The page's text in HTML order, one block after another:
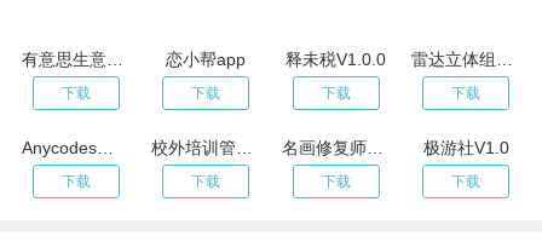
有意思生意笔记
下载
恋小帮app
下载
释未税V1.0.0
下载 下载
Anycodes在线编程-用手机学习编程v4.0.0
下载 下载
名画修复师V1.0
下载
极游社V1.0
下载